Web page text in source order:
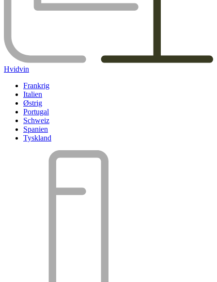
Hvidvin
Frankrig
Italien
Østrig
Portugal
Schweiz
Spanien
Tyskland